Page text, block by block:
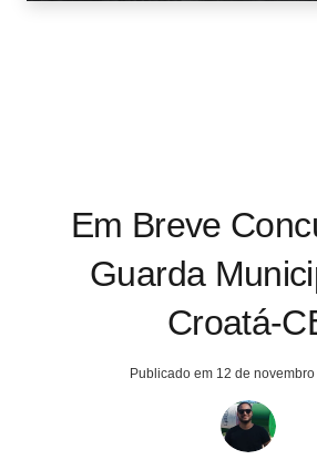
Em Breve
Guarda
Croatá-
Publicado em 12 de